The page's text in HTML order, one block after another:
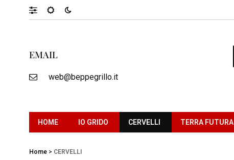
EMAIL
web@beppegrillo.it
HOME IO GRIDO CERVELLI TERRA FUTURA
Home > CERVELLI